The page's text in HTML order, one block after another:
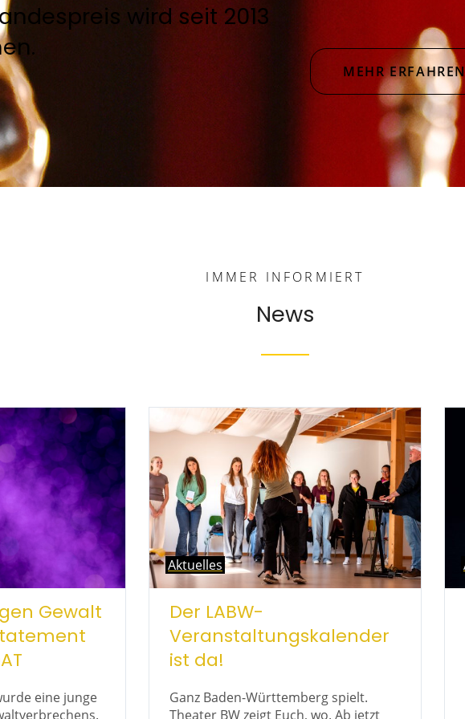
wird seit 2013
MEHR
IMMER INFORMIERT
News
Gewalt
eine junge
Aktuelles
Der LABW-
Veranstaltungskalender
ist da!
Ganz Baden-Württemberg spielt.
Theater BW zeigt Euch, wo. Ab jetzt